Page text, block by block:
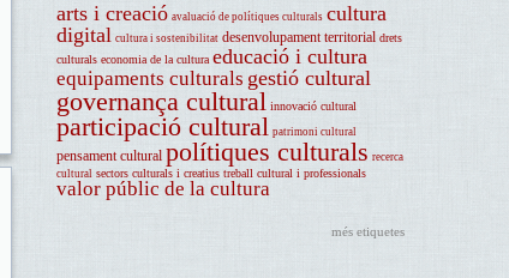
arts i creació avaluació de polítiques culturals cultura
digital cultura i sostenibilitat desenvolupament territorial drets
culturals economia de la cultura educació i cultura
equipaments culturals gestió cultural
governança cultural innovació cultural
participació cultural patrimoni cultural
pensament cultural polítiques culturals recerca
cultural sectors culturals i creatius treball cultural i professionals
valor públic de la cultura
més etiquetes